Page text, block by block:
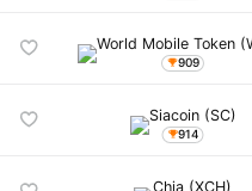
909
914